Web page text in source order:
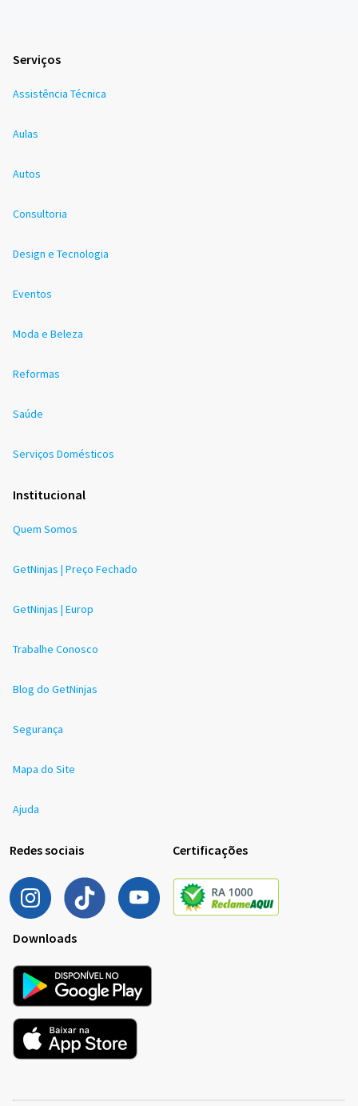
Serviços
Assistência Técnica
Aulas
Autos
Consultoria
Design e Tecnologia
Eventos
Moda e Beleza
Reformas
Saúde
Serviços Domésticos
Institucional
Quem Somos
GetNinjas | Preço Fechado
GetNinjas | Europ
Trabalhe Conosco
Blog do GetNinjas
Segurança
Mapa do Site
Ajuda
Redes sociais Certificações
Downloads